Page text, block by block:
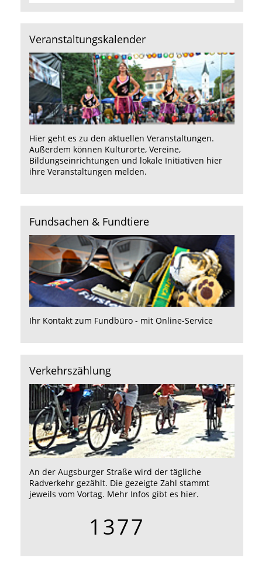
Veranstaltungskalender
Hier geht es zu den aktuellen Veranstaltungen.
Außerdem können Kulturorte, Vereine,
Bildungseinrichtungen und lokale Initiativen hier
ihre Veranstaltungen melden.
Fundsachen & Fundtiere
Ihr Kontakt zum Fundbüro - mit Online-Service
Verkehrszählung
An der Augsburger Straße wird der tägliche
Radverkehr gezählt. Die gezeigte Zahl stammt
jeweils vom Vortag. Mehr Infos gibt es hier.